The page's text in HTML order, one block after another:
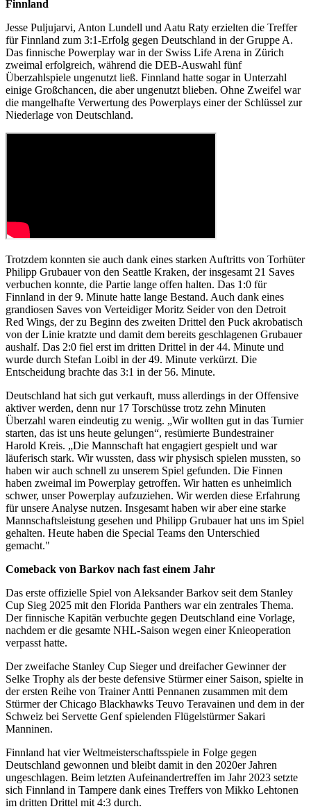
Finnland
Jesse Puljujarvi, Anton Lundell und Aatu Raty erzielten die Treffer
für Finnland zum 3:1-Erfolg gegen Deutschland in der Gruppe A.
Das finnische Powerplay war in der Swiss Life Arena in Zürich
zweimal erfolgreich, während die DEB-Auswahl fünf
Überzahlspiele ungenutzt ließ. Finnland hatte sogar in Unterzahl
einige Großchancen, die aber ungenutzt blieben. Ohne Zweifel war
die mangelhafte Verwertung des Powerplays einer der Schlüssel zur
Niederlage von Deutschland.
Trotzdem konnten sie auch dank eines starken Auftritts von Torhüter
Philipp Grubauer von den Seattle Kraken, der insgesamt 21 Saves
verbuchen konnte, die Partie lange offen halten. Das 1:0 für
Finnland in der 9. Minute hatte lange Bestand. Auch dank eines
grandiosen Saves von Verteidiger Moritz Seider von den Detroit
Red Wings, der zu Beginn des zweiten Drittel den Puck akrobatisch
von der Linie kratzte und damit dem bereits geschlagenen Grubauer
aushalf. Das 2:0 fiel erst im dritten Drittel in der 44. Minute und
wurde durch Stefan Loibl in der 49. Minute verkürzt. Die
Entscheidung brachte das 3:1 in der 56. Minute.
Deutschland hat sich gut verkauft, muss allerdings in der Offensive
aktiver werden, denn nur 17 Torschüsse trotz zehn Minuten
Überzahl waren eindeutig zu wenig. „Wir wollten gut in das Turnier
starten, das ist uns heute gelungen“, resümierte Bundestrainer
Harold Kreis. „Die Mannschaft hat engagiert gespielt und war
läuferisch stark. Wir wussten, dass wir physisch spielen mussten, so
haben wir auch schnell zu unserem Spiel gefunden. Die Finnen
haben zweimal im Powerplay getroffen. Wir hatten es unheimlich
schwer, unser Powerplay aufzuziehen. Wir werden diese Erfahrung
für unsere Analyse nutzen. Insgesamt haben wir aber eine starke
Mannschaftsleistung gesehen und Philipp Grubauer hat uns im Spiel
gehalten. Heute haben die Special Teams den Unterschied
gemacht."
Comeback von Barkov nach fast einem Jahr
Das erste offizielle Spiel von Aleksander Barkov seit dem Stanley
Cup Sieg 2025 mit den Florida Panthers war ein zentrales Thema.
Der finnische Kapitän verbuchte gegen Deutschland eine Vorlage,
nachdem er die gesamte NHL-Saison wegen einer Knieoperation
verpasst hatte.
Der zweifache Stanley Cup Sieger und dreifacher Gewinner der
Selke Trophy als der beste defensive Stürmer einer Saison, spielte in
der ersten Reihe von Trainer Antti Pennanen zusammen mit dem
Stürmer der Chicago Blackhawks Teuvo Teravainen und dem in der
Schweiz bei Servette Genf spielenden Flügelstürmer Sakari
Manninen.
Finnland hat vier Weltmeisterschaftsspiele in Folge gegen
Deutschland gewonnen und bleibt damit in den 2020er Jahren
ungeschlagen. Beim letzten Aufeinandertreffen im Jahr 2023 setzte
sich Finnland in Tampere dank eines Treffers von Mikko Lehtonen
im dritten Drittel mit 4:3 durch.